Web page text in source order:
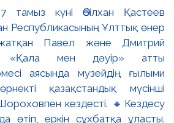
күні Әбілхан Қастеев
Республикасының Ұлттық өнер
Павел және Дмитрий
«Қала мен дәуір» атты
аясында музейдің ғылыми
қазақстандық мүсінші
кездесті. 🔸Кездесу
өтіп, еркін сұхбатқа ұласты.